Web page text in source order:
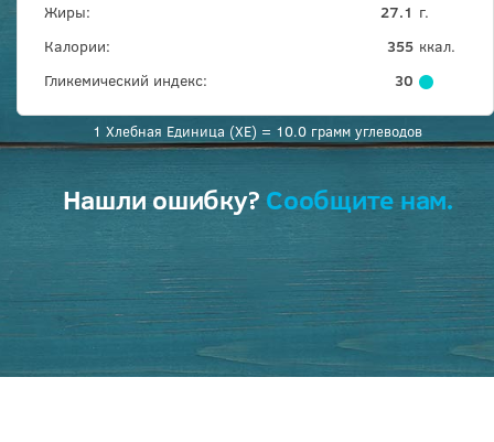
Жиры:
г.
27.1
Калории:
ккал.
355
Гликемический индекс:
30
1 Хлебная Единица (ХЕ) = 10.0 грамм углеводов
Нашли ошибку?Сообщите нам.